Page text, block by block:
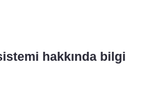
hakkında bilgi